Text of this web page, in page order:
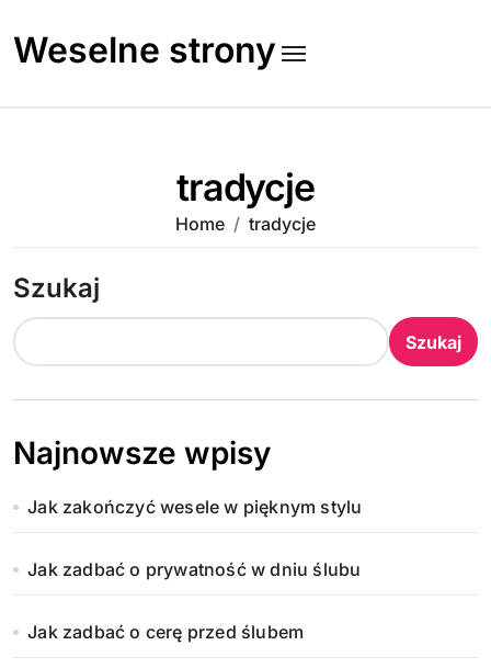
to
content
Weselne strony
tradycje
Home tradycje
Szukaj
Szukaj
Najnowsze wpisy
Jak zakończyć wesele w pięknym stylu
Jak zadbać o prywatność w dniu ślubu
Jak zadbać o cerę przed ślubem